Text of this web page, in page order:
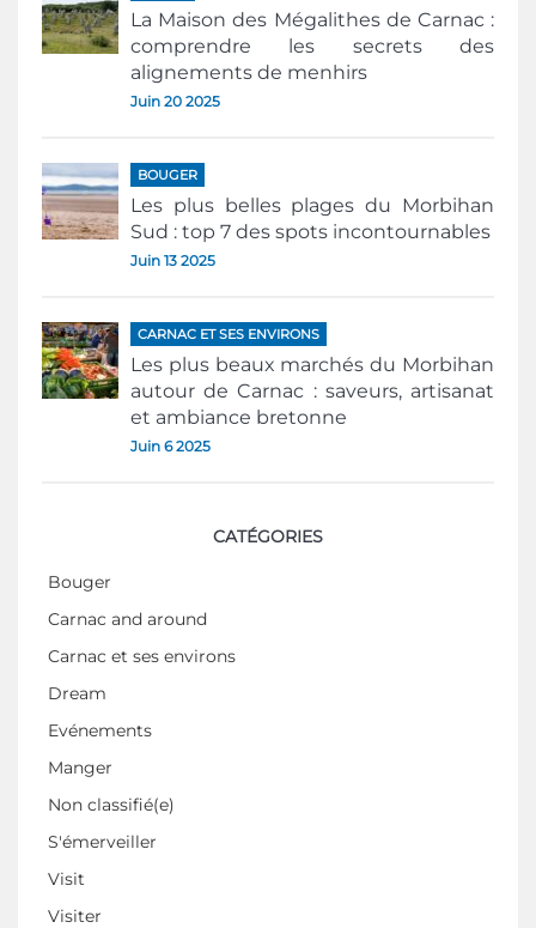
La Maison des Mégalithes de Carnac :
comprendre les secrets des
alignements de menhirs
Juin 20 2025
BOUGER
Les plus belles plages du Morbihan
Sud : top 7 des spots incontournables
Juin 13 2025
CARNAC ET SES ENVIRONS
Les plus beaux marchés du Morbihan
autour de Carnac : saveurs, artisanat
et ambiance bretonne
Juin 6 2025
CATÉGORIES
Bouger
Carnac and around
Carnac et ses environs
Dream
Evénements
Manger
Non classifié(e)
S'émerveiller
Visit
Visiter